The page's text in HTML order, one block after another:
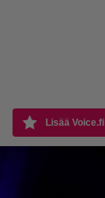
Lisää